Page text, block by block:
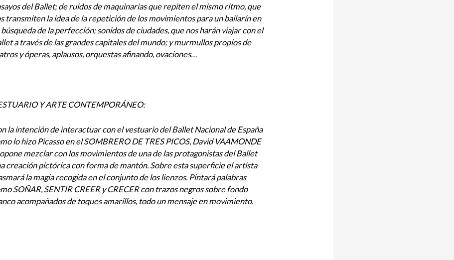
del Ballet; de ruidos de maquinarias que repiten el mismo ritmo, que
transmiten la idea de la repetición de los movimientos para un bailarín en
búsqueda de la perfección; sonidos de ciudades, que nos harán viajar con el
a través de las grandes capitales del mundo; y murmullos propios de
y óperas, aplausos, orquestas afinando, ovaciones…
Y ARTE CONTEMPORÁNEO:
la intención de interactuar con el vestuario del Ballet Nacional de España
lo hizo Picasso en el SOMBRERO DE TRES PICOS, David VAAMONDE
mezclar con los movimientos de una de las protagonistas del Ballet
creación pictórica con forma de mantón. Sobre esta superficie el artista
la magia recogida en el conjunto de los lienzos. Pintará palabras
SOÑAR, SENTIR CREER y CRECER con trazos negros sobre fondo
acompañados de toques amarillos, todo un mensaje en movimiento.